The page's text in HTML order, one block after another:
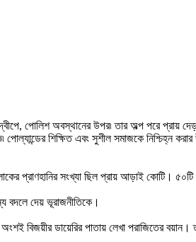
পোলিশ অবস্থানের উপর৷ তার অল্প পরে প্রায়
শিক্ষিত এবং সুশীল সমাজকে নিশ্চিহ্ন
প্রাণহানির সংখ্যা ছিল প্রায় আড়াই কোটি। ৫০টি
দেয় ভূরাজনীতিকে।
বিজয়ীর ডায়েরির পাতায় লেখা পরাজিতের